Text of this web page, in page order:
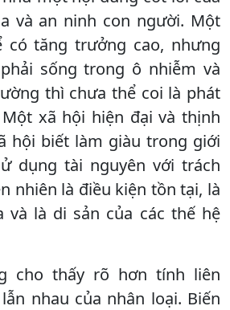
và an ninh con người. Một
có tăng trưởng cao, nhưng
sống trong ô nhiễm và
thì chưa thể coi là phát
xã hội hiện đại và thịnh
hội biết làm giàu trong giới
dụng tài nguyên với trách
nhiên là điều kiện tồn tại, là
và là di sản của các thế hệ
cho thấy rõ hơn tính liên
nhau của nhân loại. Biến